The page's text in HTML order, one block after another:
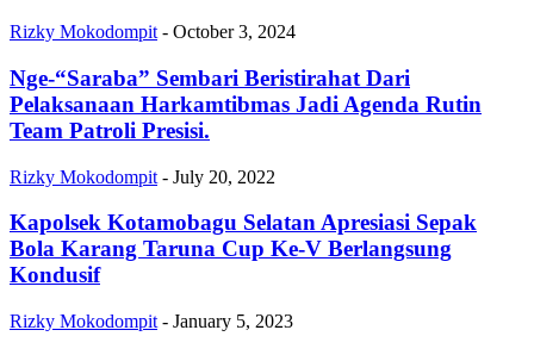
Rizky Mokodompit - October 3, 2024
Nge-“Saraba” Sembari Beristirahat Dari
Pelaksanaan Harkamtibmas Jadi Agenda Rutin
Team Patroli Presisi.
Rizky Mokodompit - July 20, 2022
Kapolsek Kotamobagu Selatan Apresiasi Sepak
Bola Karang Taruna Cup Ke-V Berlangsung
Kondusif
Rizky Mokodompit - January 5, 2023